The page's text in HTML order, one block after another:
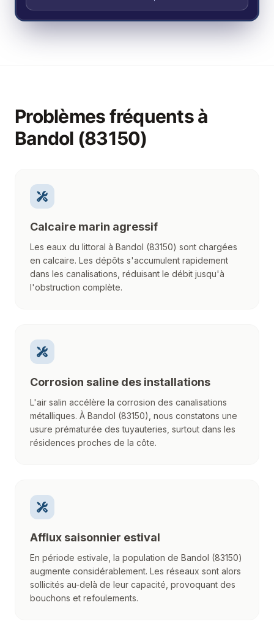
Problèmes fréquents à
Bandol (83150)
Calcaire marin agressif
Les eaux du littoral à Bandol (83150) sont chargées
en calcaire. Les dépôts s'accumulent rapidement
dans les canalisations, réduisant le débit jusqu'à
l'obstruction complète.
Corrosion saline des installations
L'air salin accélère la corrosion des canalisations
métalliques. À Bandol (83150), nous constatons une
usure prématurée des tuyauteries, surtout dans les
résidences proches de la côte.
Afflux saisonnier estival
En période estivale, la population de Bandol (83150)
augmente considérablement. Les réseaux sont alors
sollicités au-delà de leur capacité, provoquant des
bouchons et refoulements.